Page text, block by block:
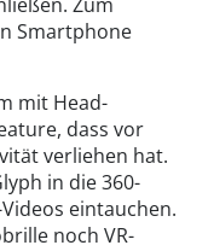
Smartphone
mit Head-
dass vor
verliehen hat.
in die 360-
eintauchen.
noch VR-